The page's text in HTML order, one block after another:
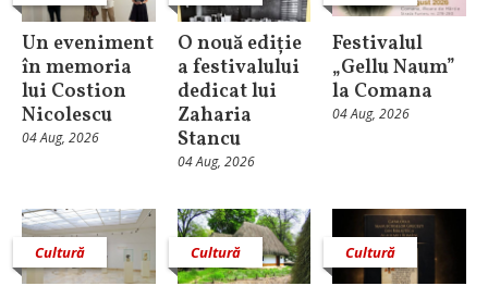
Un eveniment
în memoria
lui Costion
Nicolescu
04 Aug, 2026
O nouă ediție
a festivalului
dedicat lui
Zaharia
Stancu
04 Aug, 2026
Festivalul
„Gellu Naum”
la Comana
04 Aug, 2026
Cultură Cultură Cultură